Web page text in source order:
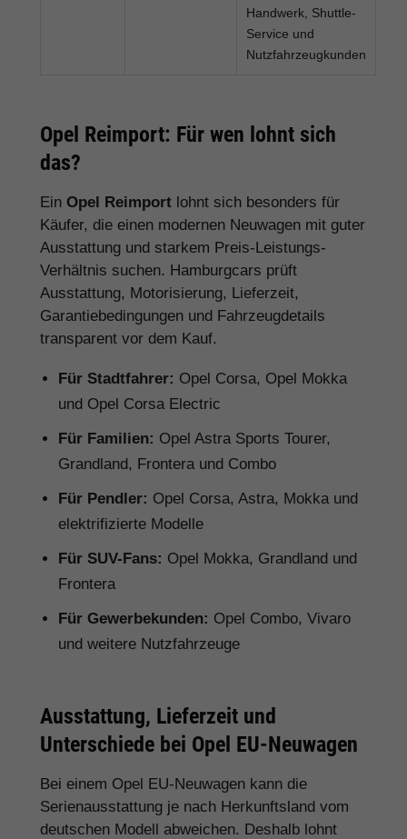
Handwerk, Shuttle-
Service und
Nutzfahrzeugkunden
Opel Reimport: Für wen lohnt sich
das?
Ein Opel Reimport lohnt sich besonders für
Käufer, die einen modernen Neuwagen mit guter
Ausstattung und starkem Preis-Leistungs-
Verhältnis suchen. Hamburgcars prüft
Ausstattung, Motorisierung, Lieferzeit,
Garantiebedingungen und Fahrzeugdetails
transparent vor dem Kauf.
Für Stadtfahrer: Opel Corsa, Opel Mokka
und Opel Corsa Electric
Für Familien: Opel Astra Sports Tourer,
Grandland, Frontera und Combo
Für Pendler: Opel Corsa, Astra, Mokka und
elektrifizierte Modelle
Für SUV-Fans: Opel Mokka, Grandland und
Frontera
Für Gewerbekunden: Opel Combo, Vivaro
und weitere Nutzfahrzeuge
Ausstattung, Lieferzeit und
Unterschiede bei Opel EU-Neuwagen
Bei einem Opel EU-Neuwagen kann die
Serienausstattung je nach Herkunftsland vom
deutschen Modell abweichen. Deshalb lohnt